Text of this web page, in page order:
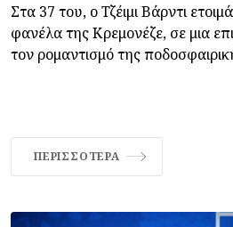
Στα 37 του, ο Τζέιμι Βάρντι
φανέλα της Κρεμονέζε, σε μια
τον ρομαντισμό της
ΠΕΡΙΣΣΌΤΕΡΑ